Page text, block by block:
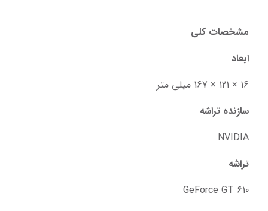
مشخصات کلی
ابعاد
16 × 121 × 167 میلی‌ متر
سازنده تراشه
NVIDIA
تراشه
GeForce GT 610